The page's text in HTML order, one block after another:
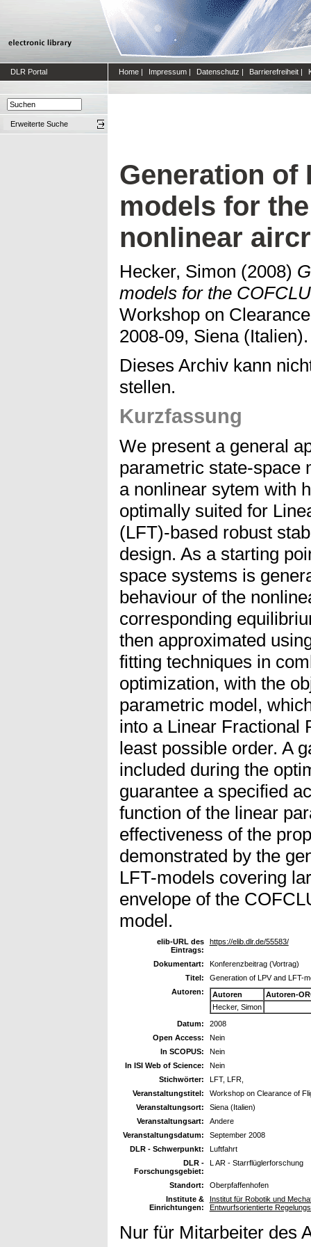
DLR Portal Home | Impressum | Datenschutz | Barrierefreiheit |
Erweiterte Suche
Generation of
models for
nonlinear
Hecker, Simon (2008)
models for the
Workshop on
2008-09, Siena (Italien).
Dieses Archiv kann
stellen.
Kurzfassung
We present a general
parametric state-space
a nonlinear sytem with
optimally suited for
(LFT)-based robust
design. As a starting
space systems is
behaviour of the
corresponding
then approximated
fitting techniques in
optimization, with the
parametric model,
into a Linear Fractional
least possible order. A
included during the
guarantee a specified
function of the linear
effectiveness of the
demonstrated by the
LFT-models covering
envelope of the
model.
elib-URL des
Eintrags:
https://elib.dlr.de/55583/
Dokumentart:
Konferenzbeitrag (Vortrag)
Titel:
Generation of LPV and LFT-
Autoren:
Autoren
Autoren-
Hecker, Simon
Datum:
2008
Open Access:
Nein
In SCOPUS:
Nein
In ISI Web of Science:
Nein
Stichwörter:
LFT, LFR,
Veranstaltungstitel:
Workshop on Clearance of
Veranstaltungsort:
Siena (Italien)
Veranstaltungsart:
Andere
Veranstaltungsdatum:
September 2008
DLR - Schwerpunkt:
Luftfahrt
DLR -
Forschungsgebiet:
L AR - Starrflüglerforschung
Standort:
Oberpfaffenhofen
Institute &
Einrichtungen:
Institut für Robotik und
Entwurfsorientierte
Nur für Mitarbeiter des